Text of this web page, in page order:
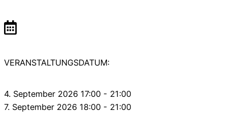
VERANSTALTUNGSDATUM:
4. September 2026 17:00 - 21:00
7. September 2026 18:00 - 21:00